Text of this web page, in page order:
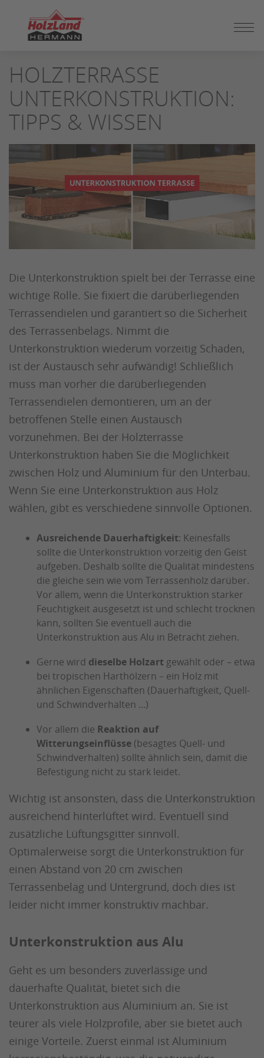
SEITENINHALT
SPRINGEN
HOLZTERRASSE
UNTERKONSTRUKTION:
TIPPS & WISSEN
Die Unterkonstruktion spielt bei der Terrasse eine
wichtige Rolle. Sie fixiert die darüberliegenden
Terrassendielen und garantiert so die Sicherheit
des Terrassenbelags. Nimmt die
Unterkonstruktion wiederum vorzeitig Schaden,
ist der Austausch sehr aufwändig! Schließlich
muss man vorher die darüberliegenden
Terrassendielen demontieren, um an der
betroffenen Stelle einen Austausch
vorzunehmen. Bei der Holzterrasse
Unterkonstruktion haben Sie die Möglichkeit
zwischen Holz und Aluminium für den Unterbau.
Wenn Sie eine Unterkonstruktion aus Holz
wählen, gibt es verschiedene sinnvolle Optionen.
Ausreichende Dauerhaftigkeit: Keinesfalls
sollte die Unterkonstruktion vorzeitig den Geist
aufgeben. Deshalb sollte die Qualität mindestens
die gleiche sein wie vom Terrassenholz darüber.
Vor allem, wenn die Unterkonstruktion starker
Feuchtigkeit ausgesetzt ist und schlecht trocknen
kann, sollten Sie eventuell auch die
Unterkonstruktion aus Alu in Betracht ziehen.
Gerne wird dieselbe Holzart gewählt oder – etwa
bei tropischen Harthölzern – ein Holz mit
ähnlichen Eigenschaften (Dauerhaftigkeit, Quell-
und Schwindverhalten ...)
Vor allem die Reaktion auf
Witterungseinflüsse (besagtes Quell- und
Schwindverhalten) sollte ähnlich sein, damit die
Befestigung nicht zu stark leidet.
Wichtig ist ansonsten, dass die Unterkonstruktion
ausreichend hinterlüftet wird. Eventuell sind
zusätzliche Lüftungsgitter sinnvoll.
Optimalerweise sorgt die Unterkonstruktion für
einen Abstand von 20 cm zwischen
Terrassenbelag und Untergrund, doch dies ist
leider nicht immer konstruktiv machbar.
Unterkonstruktion aus Alu
Geht es um besonders zuverlässige und
dauerhafte Qualität, bietet sich die
Unterkonstruktion aus Aluminium an. Sie ist
teurer als viele Holzprofile, aber sie bietet auch
einige Vorteile. Zuerst einmal ist Aluminium